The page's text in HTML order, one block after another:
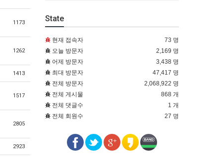
1173
1262
1413
1517
2805
2923
State
현재 접속자
73 명
오늘 방문자
2,169 명
어제 방문자
3,438 명
최대 방문자
47,417 명
전체 방문자
2,068,922 명
전체 게시물
868 개
전체 댓글수
1 개
전체 회원수
27 명